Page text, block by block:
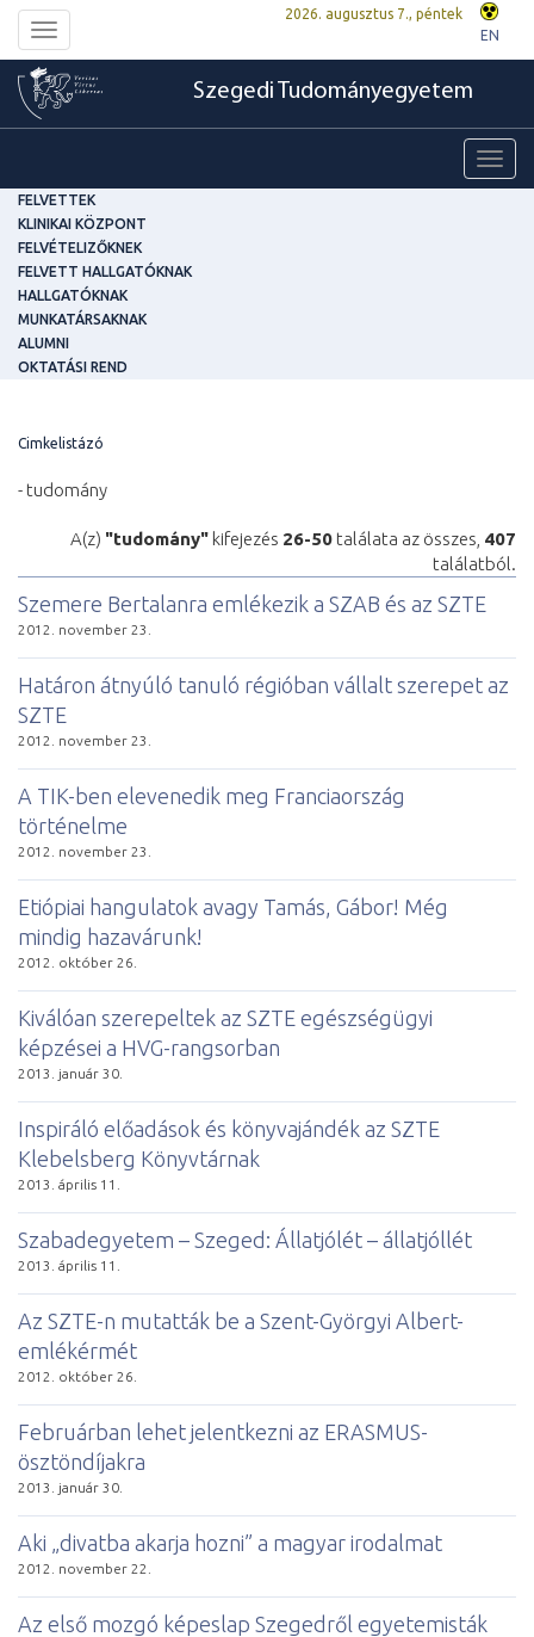
Toggle
navigation
2026. augusztus 7., péntek
EN
Szegedi Tudományegyetem
FELVETTEK
KLINIKAI KÖZPONT
FELVÉTELIZŐKNEK
FELVETT HALLGATÓKNAK
HALLGATÓKNAK
MUNKATÁRSAKNAK
ALUMNI
OKTATÁSI REND
Cimkelistázó
- tudomány
A(z) "tudomány" kifejezés 26-50 találata az összes, 407
találatból.
Szemere Bertalanra emlékezik a SZAB és az SZTE
2012. november 23.
Határon átnyúló tanuló régióban vállalt szerepet az
SZTE
2012. november 23.
A TIK-ben elevenedik meg Franciaország
történelme
2012. november 23.
Etiópiai hangulatok avagy Tamás, Gábor! Még
mindig hazavárunk!
2012. október 26.
Kiválóan szerepeltek az SZTE egészségügyi
képzései a HVG-rangsorban
2013. január 30.
Inspiráló előadások és könyvajándék az SZTE
Klebelsberg Könyvtárnak
2013. április 11.
Szabadegyetem – Szeged: Állatjólét – állatjóllét
2013. április 11.
Az SZTE-n mutatták be a Szent-Györgyi Albert-
emlékérmét
2012. október 26.
Februárban lehet jelentkezni az ERASMUS-
ösztöndíjakra
2013. január 30.
Aki „divatba akarja hozni” a magyar irodalmat
2012. november 22.
Az első mozgó képeslap Szegedről egyetemisták